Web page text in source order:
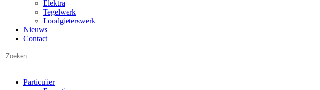
Elektra
Tegelwerk
Loodgieterswerk
Nieuws
Contact
Particulier